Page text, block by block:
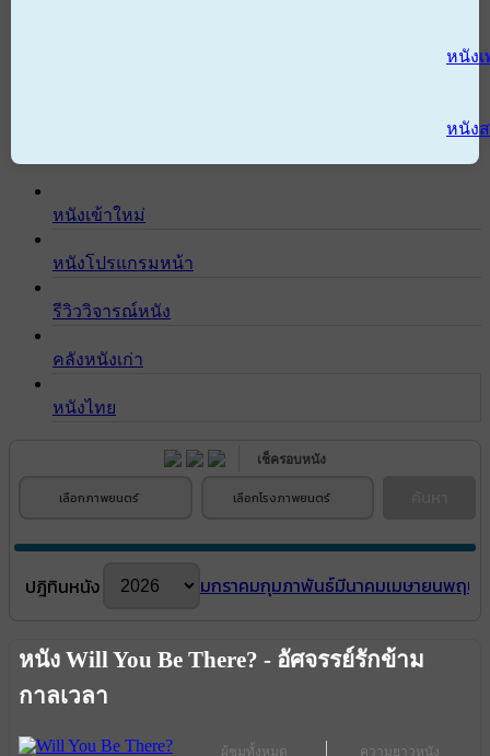
หนังเ
หนัง
หนังเข้าใหม่
หนังโปรแกรมหน้า
รีวิววิจารณ์หนัง
คลังหนังเก่า
หนังไทย
เช็ครอบหนัง
เลือกภาพยนตร์ เลือกโรงภาพยนตร์
ปฎิทินหนัง มกราคมกุมภาพันธ์มีนาคมเมษายนพฤษ
ผู้ชมทั้งหมด ความยาวหนัง
หนัง Will You Be There? - อัศจรรย์รักข้าม
กาลเวลา